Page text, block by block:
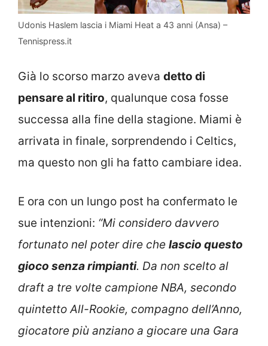
Udonis Haslem lascia i Miami Heat a 43 anni (Ansa) –
Tennispress.it
Già lo scorso marzo aveva detto di
pensare al ritiro, qualunque cosa fosse
successa alla fine della stagione. Miami è
arrivata in finale, sorprendendo i Celtics,
ma questo non gli ha fatto cambiare idea.
E ora con un lungo post ha confermato le
sue intenzioni: “Mi considero davvero
fortunato nel poter dire che lascio questo
gioco senza rimpianti. Da non scelto al
draft a tre volte campione NBA, secondo
quintetto All-Rookie, compagno dell’Anno,
giocatore più anziano a giocare una Gara